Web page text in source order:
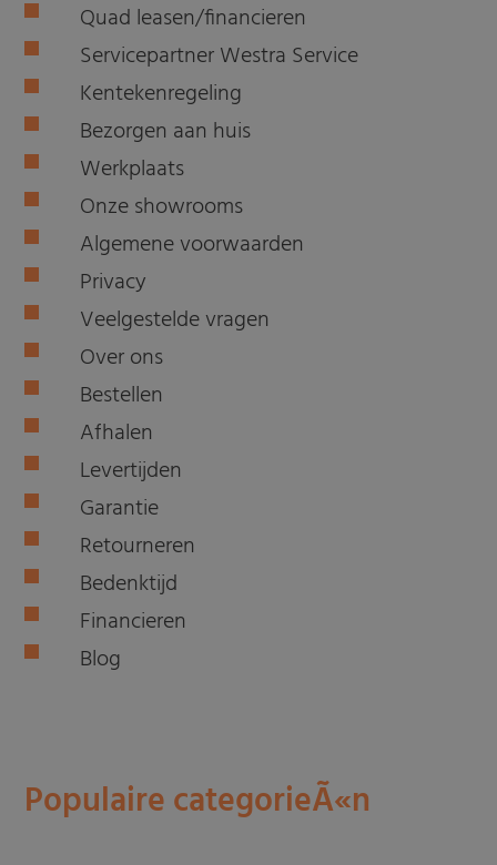
Quad leasen/financieren
Servicepartner Westra Service
Kentekenregeling
Bezorgen aan huis
Werkplaats
Onze showrooms
Algemene voorwaarden
Privacy
Veelgestelde vragen
Over ons
Bestellen
Afhalen
Levertijden
Garantie
Retourneren
Bedenktijd
Financieren
Blog
Populaire categorieÃ«n